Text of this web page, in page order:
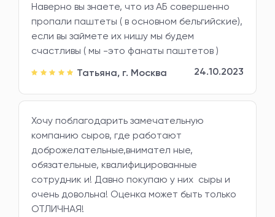
Наверно вы знаете, что из АБ совершенно
пропали паштеты ( в основном бельгийские),
если вы займете их нишу мы будем
счастливы ( мы -это фанаты паштетов )
Татьяна, г. Москва 24.10.2023
Хочу поблагодарить замечательную
компанию сыров, где работают
доброжелательные,внимател ные,
обязательные, квалифицированные
сотрудник и! Давно покупаю у них сыры и
очень довольна! Оценка может быть только
ОТЛИЧНАЯ!